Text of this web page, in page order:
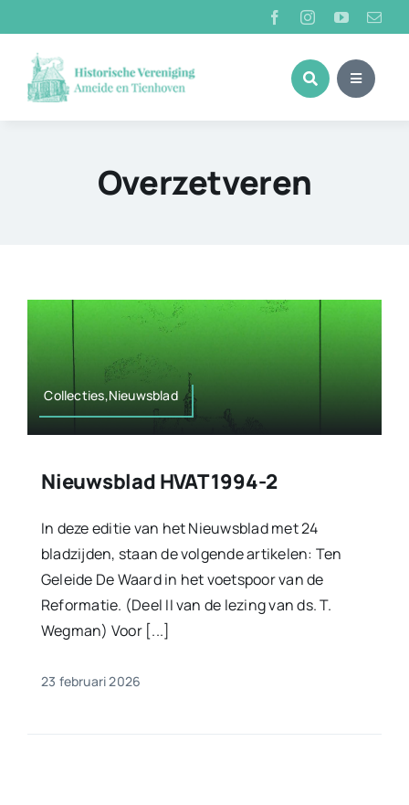
naar
inhoud
Overzetveren
Collecties,Nieuwsblad
Nieuwsblad HVAT 1994-2
In deze editie van het Nieuwsblad met 24
bladzijden, staan de volgende artikelen: Ten
Geleide De Waard in het voetspoor van de
Reformatie. (Deel II van de lezing van ds. T.
Wegman) Voor [...]
23 februari 2026